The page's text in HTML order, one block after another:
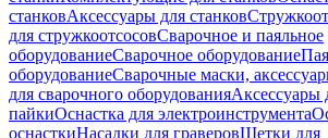
станковАксессуары для станков
для стружкоотсосовСварочное и паяльное
оборудованиеСварочное оборудование
оборудованиеСварочные маски,
для сварочного оборудованияАксессуары
пайкиОснастка для электроинструмента
оснасткиНасадки для граверовЩетки для